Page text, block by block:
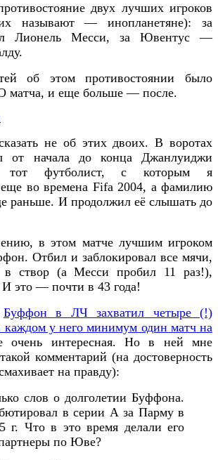
двух лучших игроков
называют — инопланетяне): за
Лионель Месси, за Ювентус —
об этом противостоянии было
матча, и еще больше — после.
не об этих двоих. В воротах
от начала до конца Джанлуиджи
футболист, с которым я
еще во времена Fifa 2004, а фамилию
раньше. И продолжил её слышать до
в этом матче лучшим игроком
Отбил и заблокировал все мячи,
в створ (а Месси пробил 11 раз!),
И это — почти в 43 года!
Буффон в ЛЧ захватил четыре (!)
каждом у него минимум один матч на
очень интересная. Но в ней мне
комментарий (на достоверность
на правду):
слов о долголетии Буффона.
в серии А за Парму в
г. Что в это время делали его
по Юве?